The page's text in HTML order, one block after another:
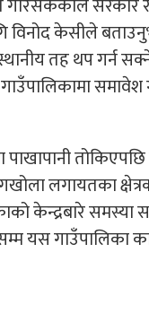
सरकार
विनोद केसीले
तह थप गर्न
पाखापानी
लगायतका
केन्द्रबारे समस्या
यस गाउँपालिका